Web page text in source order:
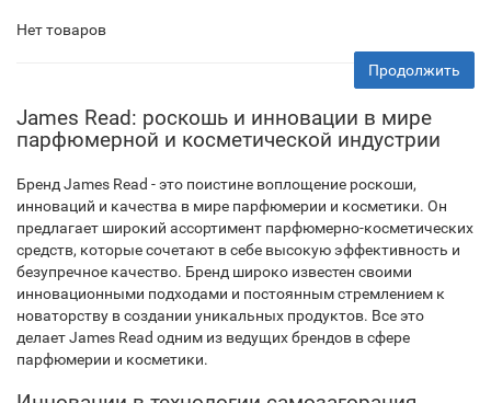
Нет товаров
Продолжить
James Read: роскошь и инновации в мире
парфюмерной и косметической индустрии
Бренд James Read - это поистине воплощение роскоши,
инноваций и качества в мире парфюмерии и косметики. Он
предлагает широкий ассортимент парфюмерно-косметических
средств, которые сочетают в себе высокую эффективность и
безупречное качество. Бренд широко известен своими
инновационными подходами и постоянным стремлением к
новаторству в создании уникальных продуктов. Все это
делает James Read одним из ведущих брендов в сфере
парфюмерии и косметики.